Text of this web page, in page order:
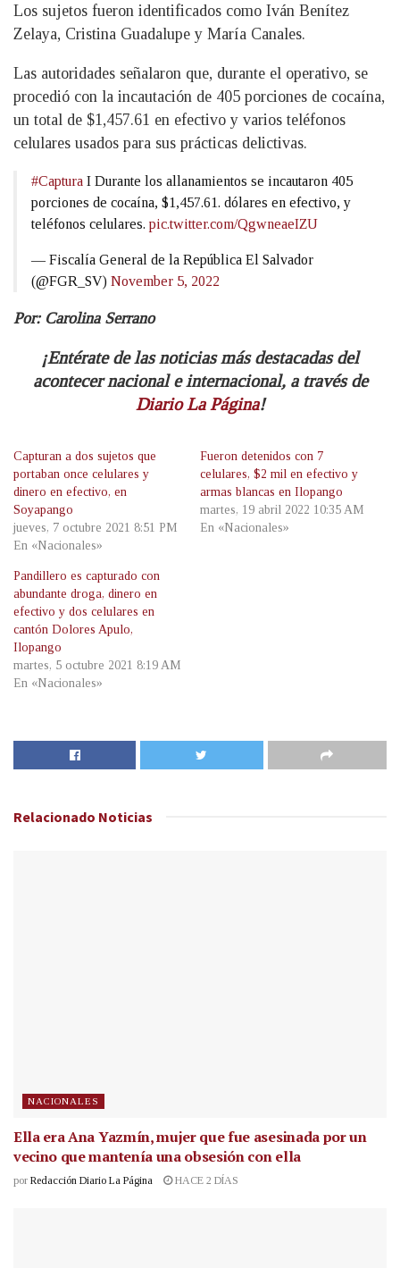
Los sujetos fueron identificados como Iván Benítez
Zelaya, Cristina Guadalupe y María Canales.
Las autoridades señalaron que, durante el operativo, se
procedió con la incautación de 405 porciones de cocaína,
un total de $1,457.61 en efectivo y varios teléfonos
celulares usados para sus prácticas delictivas.
#Captura I Durante los allanamientos se incautaron 405
porciones de cocaína, $1,457.61. dólares en efectivo, y
teléfonos celulares. pic.twitter.com/QgwneaeIZU
— Fiscalía General de la República El Salvador
(@FGR_SV) November 5, 2022
Por: Carolina Serrano
¡Entérate de las noticias más destacadas del
acontecer nacional e internacional, a través de
Diario La Página!
Capturan a dos sujetos que
portaban once celulares y
dinero en efectivo, en
Soyapango
jueves, 7 octubre 2021 8:51 PM
En «Nacionales»
Fueron detenidos con 7
celulares, $2 mil en efectivo y
armas blancas en Ilopango
martes, 19 abril 2022 10:35 AM
En «Nacionales»
Pandillero es capturado con
abundante droga, dinero en
efectivo y dos celulares en
cantón Dolores Apulo,
Ilopango
martes, 5 octubre 2021 8:19 AM
En «Nacionales»
Relacionado Noticias
NACIONALES
Ella era Ana Yazmín, mujer que fue asesinada por un
vecino que mantenía una obsesión con ella
por Redacción Diario La Página HACE 2 DÍAS